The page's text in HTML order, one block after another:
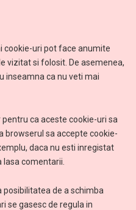
cookie-uri pot face anumite
vizitat si folosit. De asemenea,
inseamna ca nu veti mai
ca aceste cookie-uri sa
browserul sa accepte cookie-
daca nu esti inregistat
comentarii.
de a schimba
se gasesc de regula in